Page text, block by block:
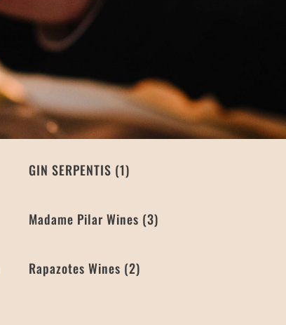
GIN SERPENTIS (1)
Madame Pilar Wines (3)
Rapazotes Wines (2)